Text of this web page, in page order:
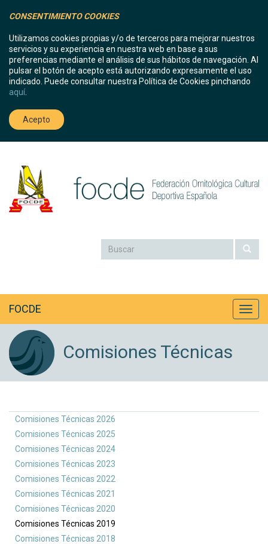
FOCDE
Comisiones Técnicas
Comisiones Técnicas 2026
Comisiones Técnicas 2025
Comisiones Técnicas 2024
Comisiones Técnicas 2023
Comisiones Técnicas 2022
Comisiones Técnicas 2021
Comisiones Técnicas 2020
Comisiones Técnicas 2019
Comisiones Técnicas 2018
CONSENTIMIENTO COOKIES
Utilizamos cookies propias y/o de terceros para mejorar nuestros
servicios y su experiencia en nuestra web en base a sus
preferencias mediante el análisis de sus hábitos de navegación. Al
pulsar el botón de acepto está autorizando expresamente el uso
indicado. Puede consultar nuestra Política de Cookies pinchando
aquí
Acepto